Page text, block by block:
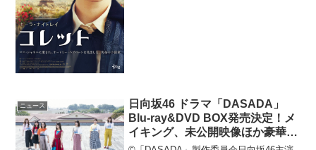
ニュース
日向坂46 ドラマ「DASADA」
Blu-ray&DVD BOX発売決定！メ
イキング、未公開映像ほか豪華特
典満載！